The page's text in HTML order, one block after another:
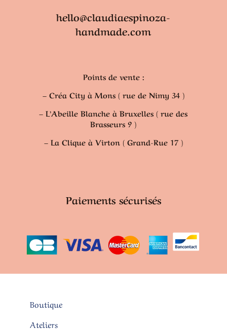
hello@claudiaespinoza-
handmade.com
Points de vente :
– Créa City à Mons ( rue de Nimy 34 )
– L’Abeille Blanche à Bruxelles ( rue des
Brasseurs 9 )
– La Clique à Virton ( Grand-Rue 17 )
Paiements sécurisés
Boutique
Ateliers